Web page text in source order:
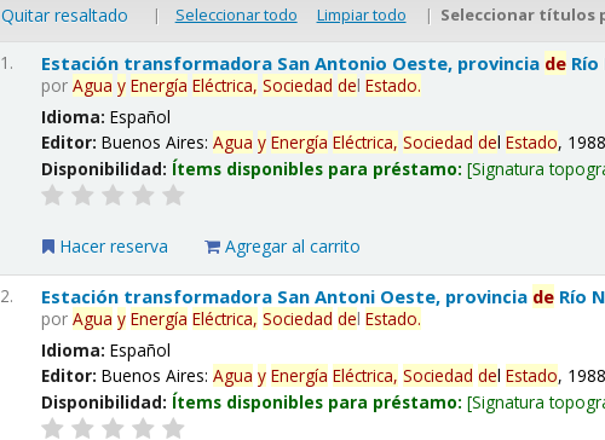
Quitar resaltado | Seleccionar todo Limpiar todo | Seleccionar títulos
1. Estación transformadora San Antonio Oeste, provincia de
porAgua y Energía Eléctrica, Sociedad delEstado.
Idioma:Español
Editor:Buenos Aires:Agua y Energía Eléctrica, Sociedad delEstado, 1988
Disponibilidad: Ítems disponibles para préstamo: Signatura
Hacer reserva Agregar al carrito
2. Estación transformadora San Antoni Oeste, provincia de Río
porAgua y Energía Eléctrica, Sociedad delEstado.
Idioma:Español
Editor:Buenos Aires:Agua y Energía Eléctrica, Sociedad delEstado, 1988
Disponibilidad: Ítems disponibles para préstamo: Signatura